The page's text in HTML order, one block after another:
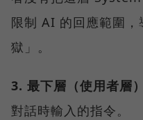
限制 AI 的回應範圍
獄」。
3. 最下層（使用者層
對話時輸入的指令。